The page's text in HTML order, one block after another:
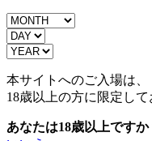
本サイトへのご入場は、
18歳以上の方に限定して
あなたは18歳以上ですか